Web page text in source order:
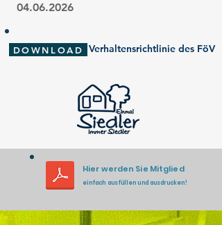
04.06.2026
DOWNLOAD Verhaltensrichtlinie des FöV
Hier werden Sie Mitglied
einfach ausfüllen und ausdrucken!